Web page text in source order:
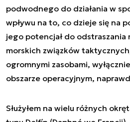
podwodnego do działania w
wpływu na to, co dzieje się na
jego potencjał do odstraszania
morskich związków
ogromnymi zasobami,
obszarze operacyjnym,
Służyłem na wielu różnych